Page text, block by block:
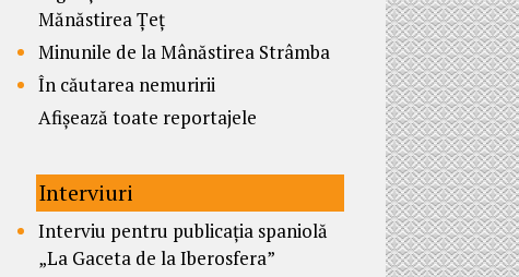
Mănăstirea Țeț
Minunile de la Mânăstirea Strâmba
În căutarea nemuririi
Afișează toate reportajele
Interviuri
Interviu pentru publicația spaniolă
„La Gaceta de la Iberosfera”